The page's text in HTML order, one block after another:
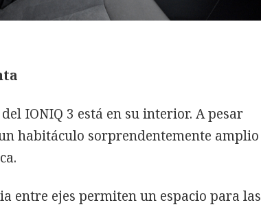
IONIQ 3 está en su interior. A pesar
habitáculo sorprendentemente amplio
entre ejes permiten un espacio para las